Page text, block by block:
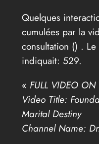
Quelques
cumulées par la
consultation () . Le
indiquait: 529.
« FULL VIDEO ON
Video Title:
Marital Destiny
Channel Name: